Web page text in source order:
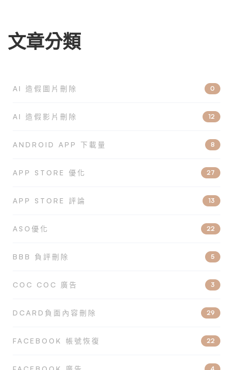
文章分類
AI 造假圖片刪除 0
AI 造假影片刪除 12
ANDROID APP 下載量 8
APP STORE 優化 27
APP STORE 評論 13
ASO優化 22
BBB 負評刪除 5
COC COC 廣告 3
DCARD負面內容刪除 29
FACEBOOK 帳號恢復 22